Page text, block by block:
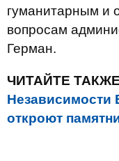
гуманитарным и
вопросам
Герман.
ЧИТАЙТЕ
Независимости
откроют